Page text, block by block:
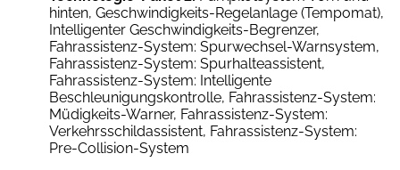
hinten, Geschwindigkeits-Regelanlage (Tempomat),
Intelligenter Geschwindigkeits-Begrenzer,
Fahrassistenz-System: Spurwechsel-Warnsystem,
Fahrassistenz-System: Spurhalteassistent,
Fahrassistenz-System: Intelligente
Beschleunigungskontrolle, Fahrassistenz-System:
Müdigkeits-Warner, Fahrassistenz-System:
Verkehrsschildassistent, Fahrassistenz-System:
Pre-Collision-System